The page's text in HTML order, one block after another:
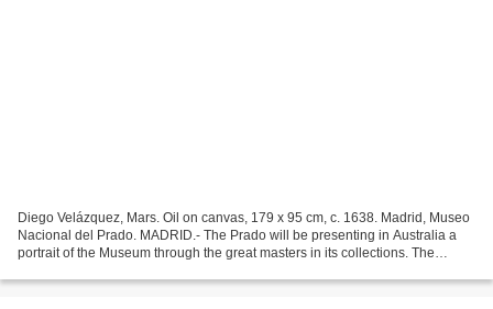
Diego Velázquez, Mars. Oil on canvas, 179 x 95 cm, c. 1638. Madrid, Museo
Nacional del Prado. MADRID.- The Prado will be presenting in Australia a
portrait of the Museum through the great masters in its collections. The